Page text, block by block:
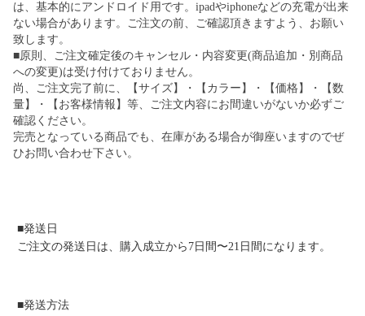
は、基本的にアンドロイド用です。ipadやiphoneなどの充電が出来
ない場合があります。ご注文の前、ご確認頂きますよう、お願い
致します。
■原則、ご注文確定後のキャンセル・内容変更(商品追加・別商品
への変更)は受け付けておりません。
尚、ご注文完了前に、【サイズ】・【カラー】・【価格】・【数
量】・【お客様情報】等、ご注文内容にお間違いがないか必ずご
確認ください。
完売となっている商品でも、在庫がある場合が御座いますのでぜ
ひお問い合わせ下さい。
■発送日
ご注文の発送日は、購入成立から7日間〜21日間になります。
■発送方法